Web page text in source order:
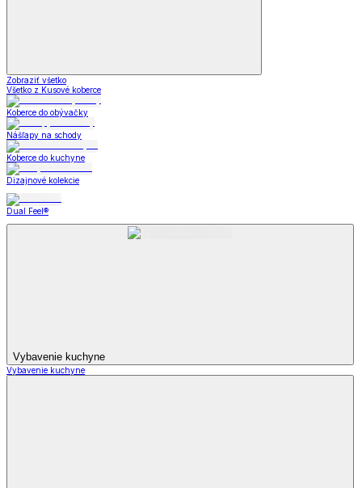
Zobraziť všetko
Všetko z Kusové koberce
Koberce do obývačky
Nášľapy na schody
Koberce do kuchyne
Dizajnové kolekcie
Dual Feel®
Vybavenie kuchyne
Vybavenie kuchyne